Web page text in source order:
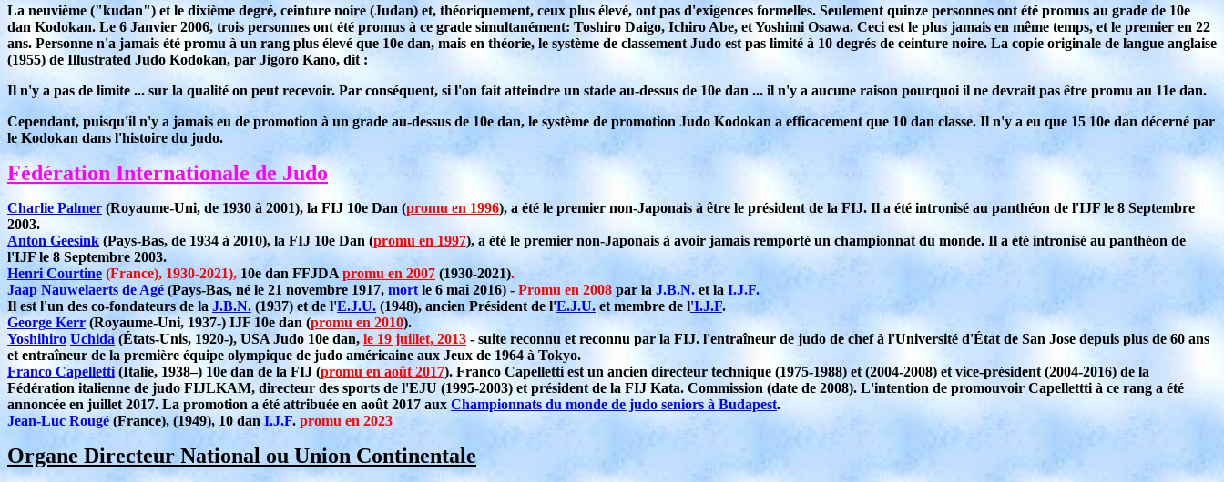
La neuvième ("kudan") et le dixième degré, ceinture noire (Judan) et, théoriquement, ceux plus élevé, ont pas d'exigences formelles. Seulement quinze personnes ont été promus au grade de 10e
dan Kodokan. Le 6 Janvier 2006, trois personnes ont été promus à ce grade simultanément: Toshiro Daigo, Ichiro Abe, et Yoshimi Osawa. Ceci est le plus jamais en même temps, et le premier en 22
ans. Personne n'a jamais été promu à un rang plus élevé que 10e dan, mais en théorie, le système de classement Judo est pas limité à 10 degrés de ceinture noire. La copie originale de langue anglaise
(1955) de Illustrated Judo Kodokan, par Jigoro Kano, dit :
Il n'y a pas de limite ... sur la qualité on peut recevoir. Par conséquent, si l'on fait atteindre un stade au-dessus de 10e dan ... il n'y a aucune raison pourquoi il ne devrait pas être promu au 11e dan.
Cependant, puisqu'il n'y a jamais eu de promotion à un grade au-dessus de 10e dan, le système de promotion Judo Kodokan a efficacement que 10 dan classe. Il n'y a eu que 15 10e dan décerné par
le Kodokan dans l'histoire du judo.
Fédération Internationale de Judo
Charlie Palmer (Royaume-Uni, de 1930 à 2001), la FIJ 10e Dan (promu en 1996), a été le premier non-Japonais à être le président de la FIJ. Il a été intronisé au panthéon de l'IJF le 8 Septembre
2003.
Anton Geesink (Pays-Bas, de 1934 à 2010), la FIJ 10e Dan (promu en 1997), a été le premier non-Japonais à avoir jamais remporté un championnat du monde. Il a été intronisé au panthéon de
l'IJF le 8 Septembre 2003.
Henri Courtine (France), 1930-2021), 10e dan FFJDA promu en 2007 (1930-2021).
Jaap Nauwelaerts de Agé (Pays-Bas, né le 21 novembre 1917, mort le 6 mai 2016) - Promu en 2008 par la J.B.N. et la I.J.F.
Il est l'un des co-fondateurs de la J.B.N. (1937) et de l'E.J.U. (1948), ancien Président de l'E.J.U. et membre de l'I.J.F.
George Kerr (Royaume-Uni, 1937-) IJF 10e dan (promu en 2010).
Yoshihiro Uchida (États-Unis, 1920-), USA Judo 10e dan, le 19 juillet, 2013 - suite reconnu et reconnu par la FIJ. l'entraîneur de judo de chef à l'Université d'État de San Jose depuis plus de 60 ans
et entraîneur de la première équipe olympique de judo américaine aux Jeux de 1964 à Tokyo.
Franco Capelletti (Italie, 1938–) 10e dan de la FIJ (promu en août 2017). Franco Capelletti est un ancien directeur technique (1975-1988) et (2004-2008) et vice-président (2004-2016) de la
Fédération italienne de judo FIJLKAM, directeur des sports de l'EJU (1995-2003) et président de la FIJ Kata. Commission (date de 2008). L'intention de promouvoir Capellettti à ce rang a été
annoncée en juillet 2017. La promotion a été attribuée en août 2017 aux Championnats du monde de judo seniors à Budapest.
Jean-Luc Rougé (France), (1949), 10 dan I.J.F. promu en 2023
Organe Directeur National ou Union Continentale